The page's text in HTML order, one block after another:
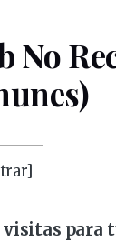
No
]
para